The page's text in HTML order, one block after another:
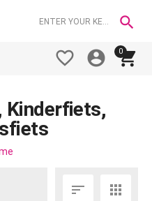

0



Kinderfiets,
 